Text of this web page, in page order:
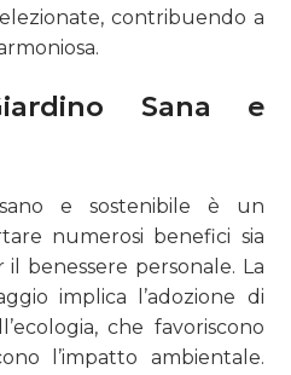
contribuendo a
Sana e
e sostenibile è un
numerosi benefici sia
benessere personale. La
implica l’adozione di
che favoriscono
l’impatto ambientale.